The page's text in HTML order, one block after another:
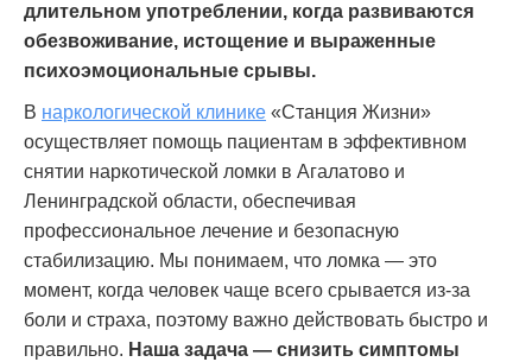
длительном употреблении, когда развиваются
обезвоживание, истощение и выраженные
психоэмоциональные срывы.
В наркологической клинике «Станция Жизни»
осуществляет помощь пациентам в эффективном
снятии наркотической ломки в Агалатово и
Ленинградской области, обеспечивая
профессиональное лечение и безопасную
стабилизацию. Мы понимаем, что ломка — это
момент, когда человек чаще всего срывается из-за
боли и страха, поэтому важно действовать быстро и
правильно. Наша задача — снизить симптомы